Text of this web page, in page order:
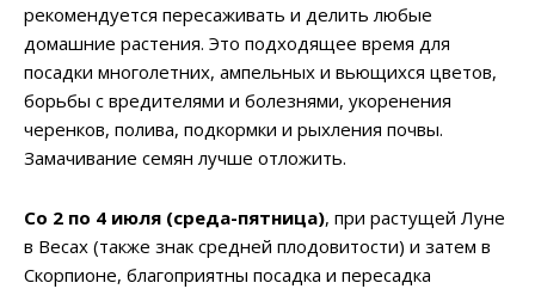
рекомендуется пересаживать и делить любые
домашние растения. Это подходящее время для
посадки многолетних, ампельных и вьющихся цветов,
борьбы с вредителями и болезнями, укоренения
черенков, полива, подкормки и рыхления почвы.
Замачивание семян лучше отложить.
Со 2 по 4 июля (среда-пятница), при растущей Луне
в Весах (также знак средней плодовитости) и затем в
Скорпионе, благоприятны посадка и пересадка